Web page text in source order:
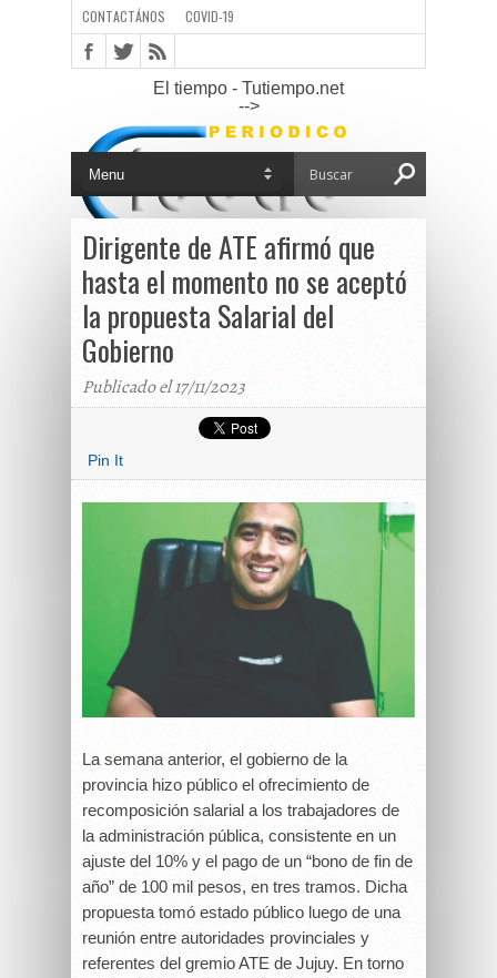
CONTACTÁNOS COVID-19
El tiempo - Tutiempo.net
-->
Dirigente de ATE afirmó que
hasta el momento no se aceptó
la propuesta Salarial del
Gobierno
Publicado el 17/11/2023
Pin It
La semana anterior, el gobierno de la
provincia hizo público el ofrecimiento de
recomposición salarial a los trabajadores de
la administración pública, consistente en un
ajuste del 10% y el pago de un “bono de fin de
año” de 100 mil pesos, en tres tramos. Dicha
propuesta tomó estado público luego de una
reunión entre autoridades provinciales y
referentes del gremio ATE de Jujuy. En torno